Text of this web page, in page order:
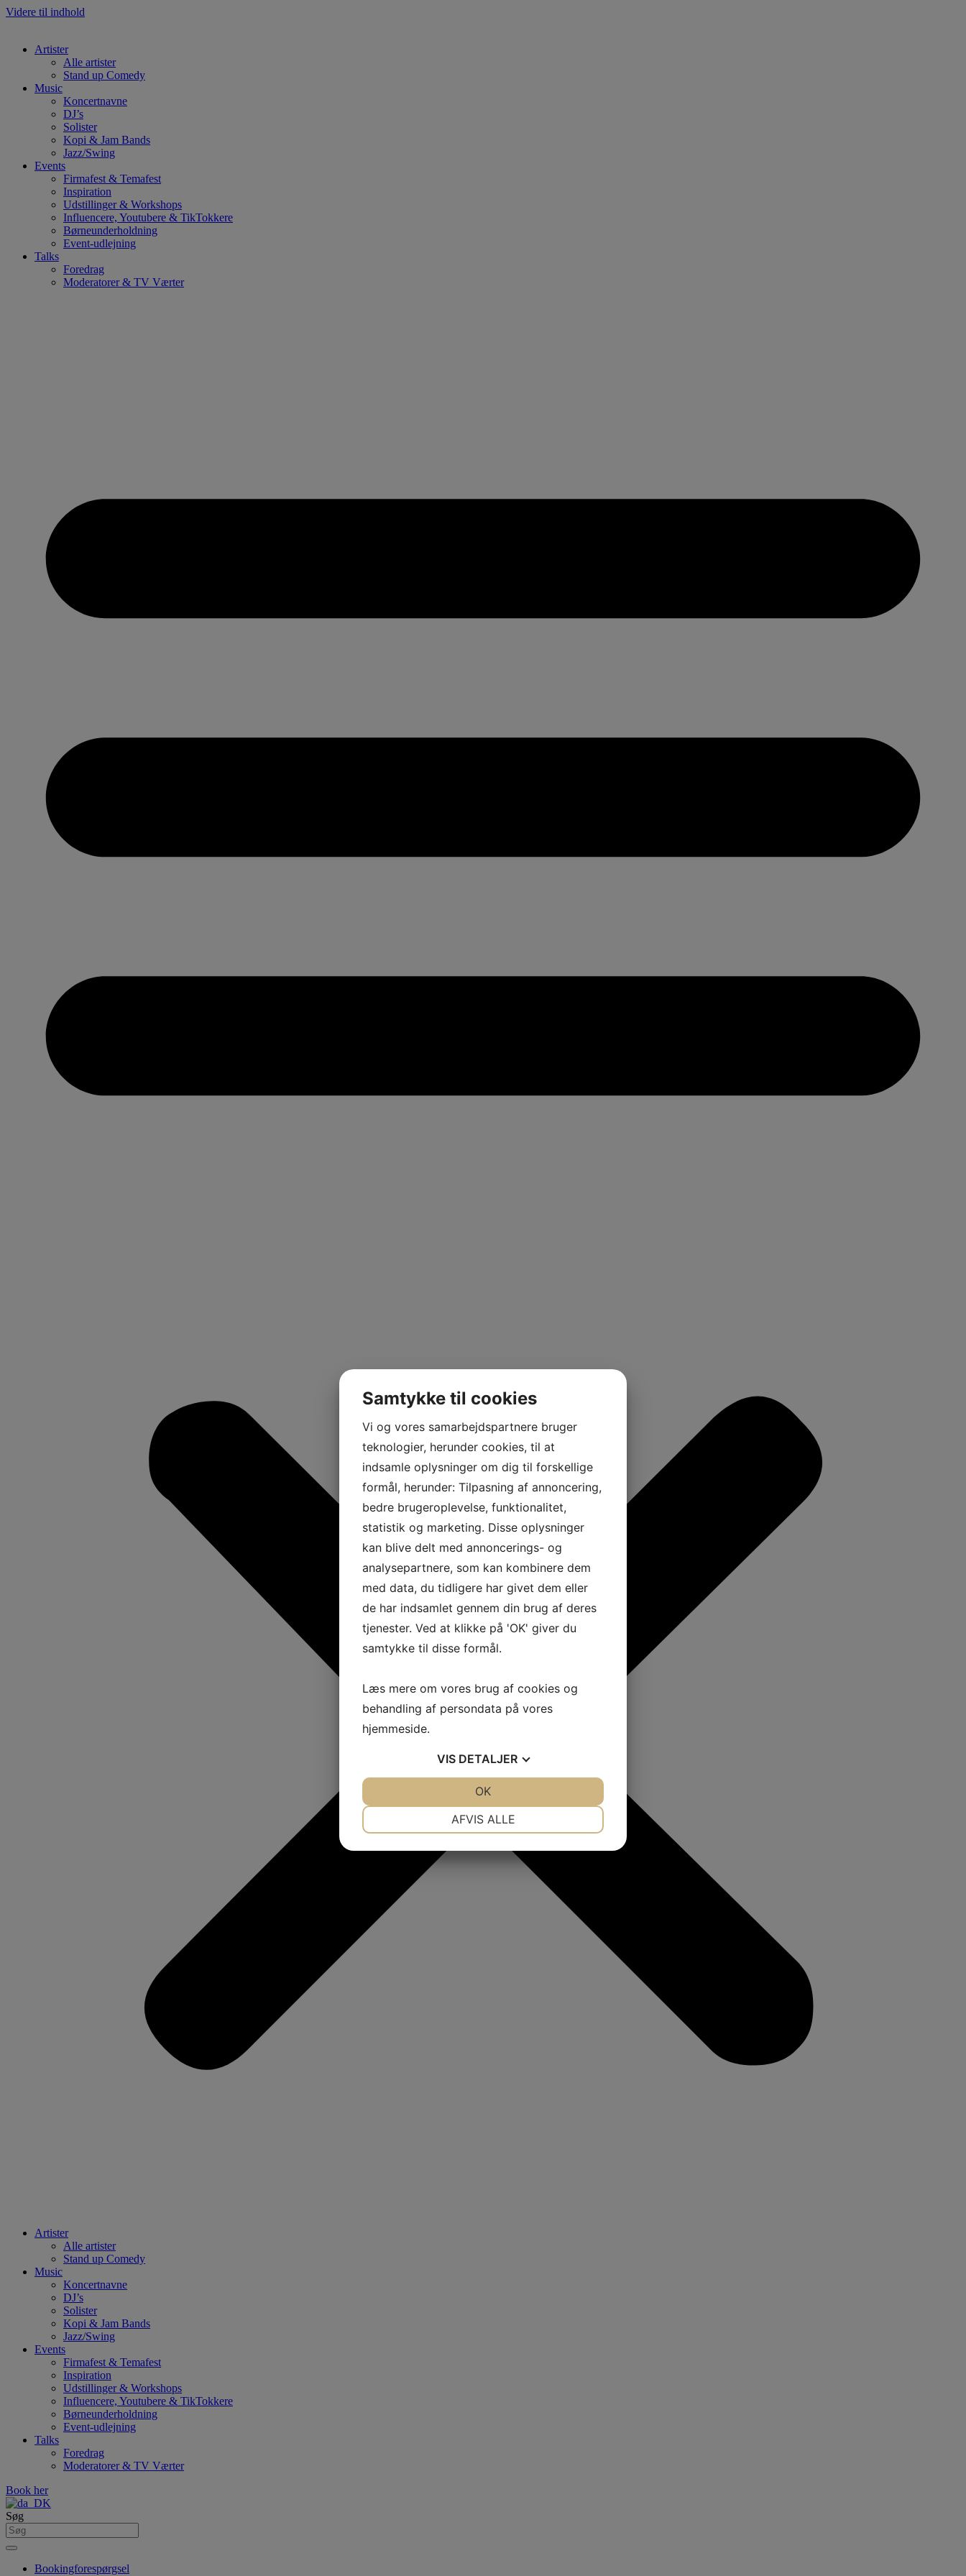
Videre til indhold
Artister
Alle artister
Stand up Comedy
Music
Koncertnavne
DJ’s
Solister
Kopi & Jam Bands
Jazz/Swing
Events
Firmafest & Temafest
Inspiration
Udstillinger & Workshops
Influencere, Youtubere & TikTokkere
Børneunderholdning
Event-udlejning
Talks
Foredrag
Moderatorer & TV Værter
Artister
Alle artister
Stand up Comedy
Music
Koncertnavne
DJ’s
Solister
Kopi & Jam Bands
Jazz/Swing
Events
Firmafest & Temafest
Inspiration
Udstillinger & Workshops
Influencere, Youtubere & TikTokkere
Børneunderholdning
Event-udlejning
Talks
Foredrag
Moderatorer & TV Værter
Book her
Søg
Bookingforespørgsel
Samtykke til cookies
Vi og vores samarbejdspartnere bruger
teknologier, herunder cookies, til at
indsamle oplysninger om dig til forskellige
formål, herunder: Tilpasning af annoncering,
bedre brugeroplevelse, funktionalitet,
statistik og marketing. Disse oplysninger
kan blive delt med annoncerings- og
analysepartnere, som kan kombinere dem
med data, du tidligere har givet dem eller
de har indsamlet gennem din brug af deres
tjenester. Ved at klikke på 'OK' giver du
samtykke til disse formål.
Læs mere om vores brug af cookies og
behandling af persondata på vores
hjemmeside.
VIS DETALJER
MARKETING STATISTIK
AFVIS ALLE
OK